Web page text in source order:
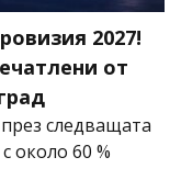
2027!
от
следващата
около 60 %